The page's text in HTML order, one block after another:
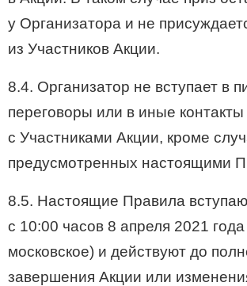
у Организатора и не
из Участников Акции.
8.4. Организатор не вступает в
переговоры или в иные контакты
с Участниками Акции, кроме
предусмотренных настоящими
8.5. Настоящие Правила
с 10:00 часов 8 апреля 2021
московское) и действуют до
завершения Акции или